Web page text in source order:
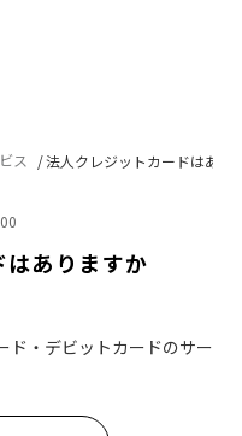
ス 法人クレジットカードはあり
ありますか
ド・デビットカードのサー